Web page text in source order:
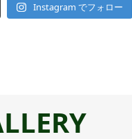
Instagram でフォロー